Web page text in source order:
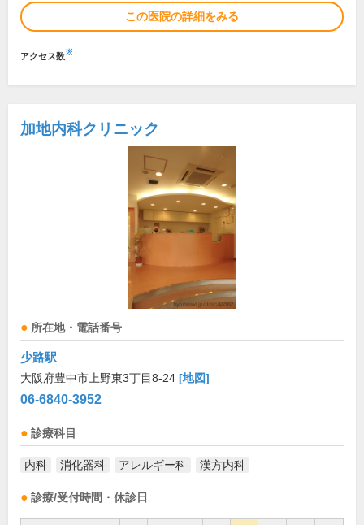
この医院の詳細をみる
アクセス数※
加地内科クリニック
所在地・電話番号
少路駅
大阪府豊中市上野東3丁目8-24 [地図]
06-6840-3952
診療科目
内科 消化器科 アレルギー科 漢方内科
診療/受付時間・休診日